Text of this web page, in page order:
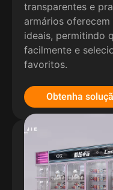
transparentes e
armários
ideais, permitindo
facilmente e
favoritos.
Obtenha